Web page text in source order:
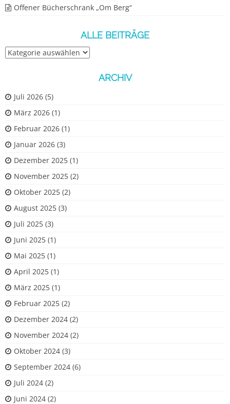
Offener Bücherschrank „Om Berg“
ALLE BEITRÄGE
Alle
ARCHIV
Juli 2026 (5)
März 2026 (1)
Februar 2026 (1)
Januar 2026 (3)
Dezember 2025 (1)
November 2025 (2)
Oktober 2025 (2)
August 2025 (3)
Juli 2025 (3)
Juni 2025 (1)
Mai 2025 (1)
April 2025 (1)
März 2025 (1)
Februar 2025 (2)
Dezember 2024 (2)
November 2024 (2)
Oktober 2024 (3)
September 2024 (6)
Juli 2024 (2)
Juni 2024 (2)